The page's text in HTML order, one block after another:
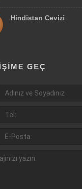
Hindistan Cevizi
GEÇ